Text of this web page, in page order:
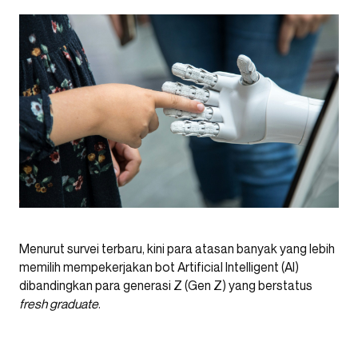
Menurut survei terbaru, kini para atasan banyak yang lebih
memilih mempekerjakan bot Artificial Intelligent (AI)
dibandingkan para generasi Z (Gen Z) yang berstatus
fresh graduate.